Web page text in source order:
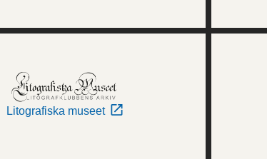
Litografiska museet